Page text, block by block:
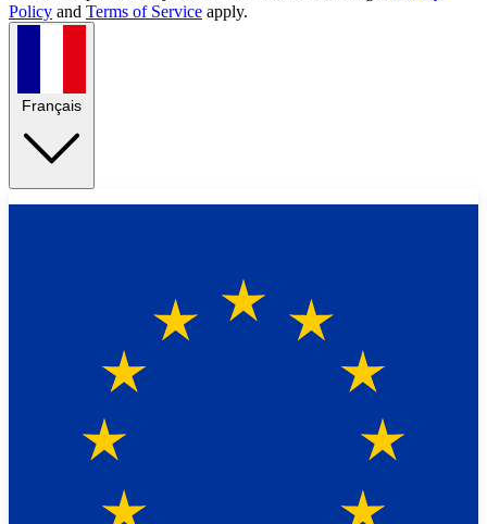
Policy and Terms of Service apply.
Français